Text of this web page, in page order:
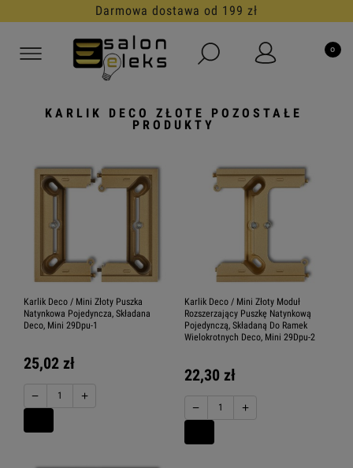
30 dni na darmowy zwrot
KARLIK DECO ZŁOTE POZOSTAŁE
PRODUKTY
Karlik Deco / Mini Złoty Puszka
Natynkowa Pojedyncza, Składana
Deco, Mini 29Dpu-1
25,02 zł
− +
Karlik Deco / Mini Złoty Moduł
Rozszerzający Puszkę Natynkową
Pojedynczą, Składaną Do Ramek
Wielokrotnych Deco, Mini 29Dpu-2
22,30 zł
− +